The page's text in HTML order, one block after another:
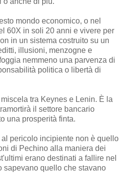
mondo economico, o nel
60X in soli 20 anni e vivere per
in un sistema costruito su un
illusioni, menzogne e
nemmeno una parvenza di
politica o libertà di
tra Keynes e Lenin. È la
il settore bancario
una prosperità finta.
pericolo incipiente non è quello
di Pechino alla maniera dei
erano destinati a fallire nel
sapevano quello che stavano